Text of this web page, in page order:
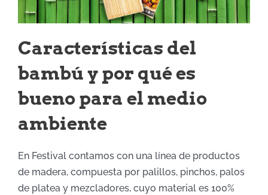
Características del
bambú y por qué es
bueno para el medio
ambiente
En Festival contamos con una línea de productos
de madera, compuesta por palillos, pinchos, palos
de platea y mezcladores, cuyo material es 100%